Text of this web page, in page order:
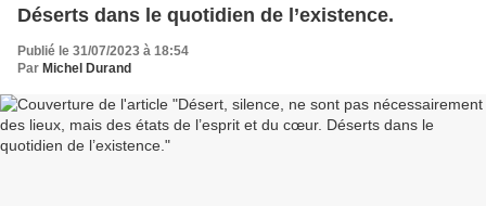
Déserts dans le quotidien de l’existence.
Publié le 31/07/2023 à 18:54
Par Michel Durand